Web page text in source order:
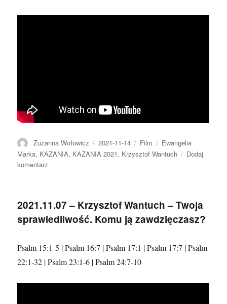
Autor
Zuzanna Wołowicz
Data
publikacji
2021-11-14 Format
Film Kategorie
Ewangelia
Marka, KAZANIA, KAZANIA 2021, Krzysztof Wantuch
Dodaj
komentarz
Wantuch
–
krótkowzroczności
2021.11.07 – Krzysztof Wantuch – Twoja
sprawiedliwość. Komu ją zawdzięczasz?
Psalm 15:1-5 | Psalm 16:7 | Psalm 17:1 | Psalm 17:7 | Psalm
22:1-32 | Psalm 23:1-6 | Psalm 24:7-10